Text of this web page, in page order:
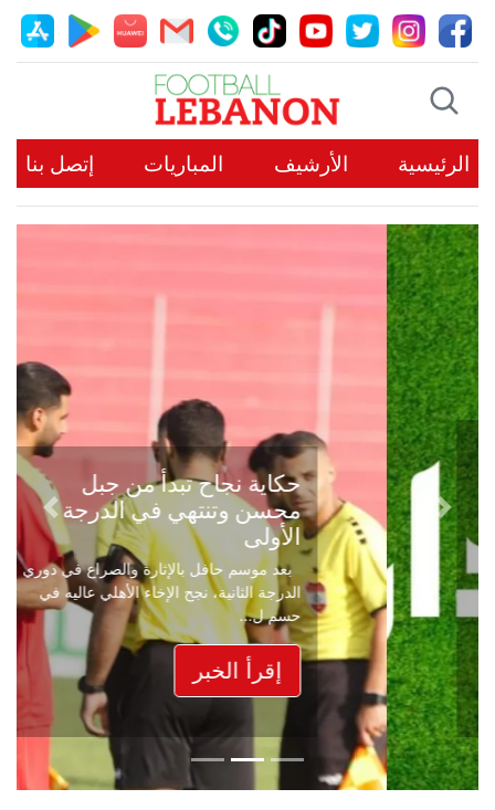
الرئيسية الأرشيف المباريات إتصل بنا
حكاية نجاح تبدأ من جبل
محسن وتنتهي في الدرجة
الأولى
بعد موسم حافل بالإثارة والصراع في دوري
الدرجة الثانية، نجح الإخاء الأهلي عاليه في
حسم ل...
إقرأ الخبر
Previous
Next